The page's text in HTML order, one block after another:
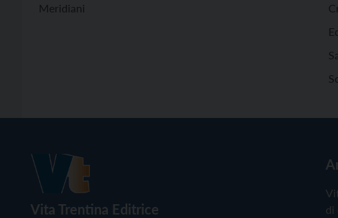
Meridiani
Vita Trentina Editrice
di